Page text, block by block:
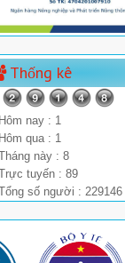
Thống kê
Hôm nay : 1
Hôm qua : 1
này : 8
tuyến : 89
số người : 229146